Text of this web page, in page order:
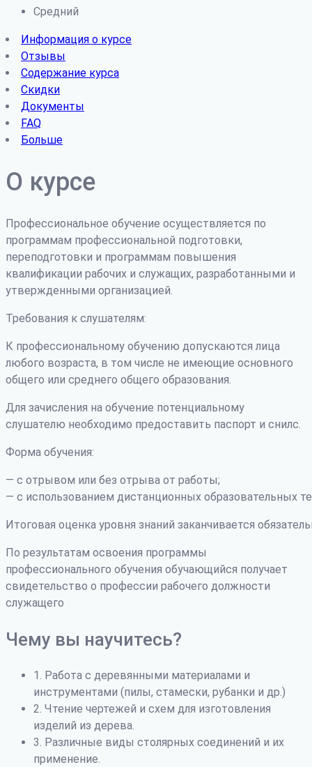
Средний
Информация о курсе
Отзывы
Содержание курса
Скидки
Документы
FAQ
Больше
О курсе
Профессиональное обучение осуществляется по
программам профессиональной подготовки,
переподготовки и программам повышения
квалификации рабочих и служащих, разработанными и
утвержденными организацией.
Требования к слушателям:
К профессиональному обучению допускаются лица
любого возраста, в том числе не имеющие основного
общего или среднего общего образования.
Для зачисления на обучение потенциальному
слушателю необходимо предоставить паспорт и снилс.
Форма обучения:
— с отрывом или без отрыва от работы;
— с использованием дистанционных образовательных
Итоговая оценка уровня знаний заканчивается
По результатам освоения программы
профессионального обучения обучающийся получает
свидетельство о профессии рабочего должности
служащего
Чему вы научитесь?
1. Работа с деревянными материалами и
инструментами (пилы, стамески, рубанки и др.)
2. Чтение чертежей и схем для изготовления
изделий из дерева.
3. Различные виды столярных соединений и их
применение.